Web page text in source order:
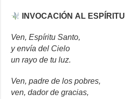
INVOCACIÓN AL ESPÍRITU
Ven, Espíritu Santo,
y envía del Cielo
un rayo de tu luz.
Ven, padre de los pobres,
ven, dador de gracias,